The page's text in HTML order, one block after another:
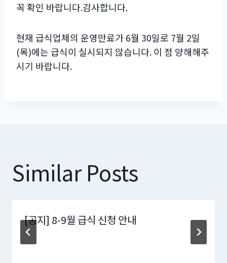
꼭 확인 바랍니다.감사합니다.
현재 급식업체의 운영만료가 6월 30일로 7월 2일
(목)에는 급식이 실시되지 않습니다. 이 점 양해해주
시기 바랍니다.
Similar Posts
[공지] 8-9월 급식 신청 안내